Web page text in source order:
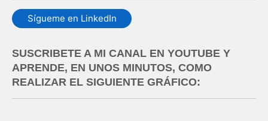
Sígueme en LinkedIn
SUSCRIBETE A MI CANAL EN YOUTUBE Y
APRENDE, EN UNOS MINUTOS, COMO
REALIZAR EL SIGUIENTE GRÁFICO: